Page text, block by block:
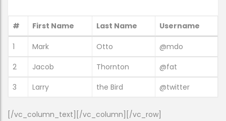
# First Name Last Name Username
1 Mark Otto
@mdo
2
Jacob Thornton
@fat
3
Larry the Bird @twitter
[/vc_column_text][/vc_column][/vc_row]